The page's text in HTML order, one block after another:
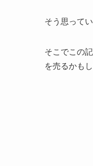
そう思って
そこでこの
を売るかも